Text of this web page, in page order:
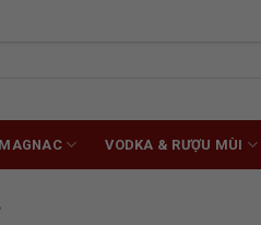
VODKA & RƯỢU MÙI